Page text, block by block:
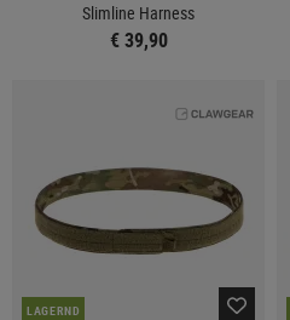
Slimline Harness
€ 39,90
LAGERND